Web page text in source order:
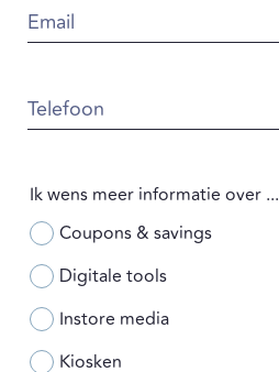
Email
Telefoon
Ik wens meer informatie over ...
Coupons & savings
Digitale tools
Instore media
Kiosken